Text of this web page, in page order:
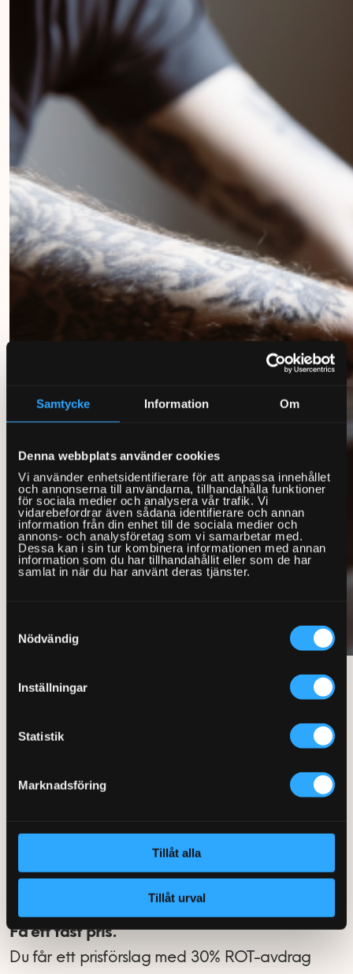
Samtycke Information Om
Denna webbplats använder cookies
Vi använder enhetsidentifierare för att anpassa innehållet
och annonserna till användarna, tillhandahålla funktioner
för sociala medier och analysera vår trafik. Vi
vidarebefordrar även sådana identifierare och annan
information från din enhet till de sociala medier och
annons- och analysföretag som vi samarbetar med.
Dessa kan i sin tur kombinera informationen med annan
information som du har tillhandahållit eller som de har
samlat in när du har använt deras tjänster.
Nödvändig
Inställningar
Statistik
Marknadsföring
Tillåt alla
Tillåt urval
Så går det till när du bokar
hjälp
Fyll i formuläret eller ring 0770-220 720. Bifoga
gärna en bild på blandaren, toaletten eller
utrymmet.
Få ett fast pris.
Du får ett prisförslag med 30% ROT-avdrag